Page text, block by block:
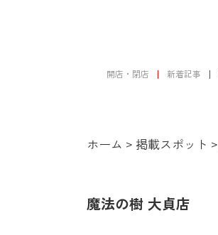
開店・閉店 新着記事
ホーム > 掲載スポット >
魔法の樹 大貞店